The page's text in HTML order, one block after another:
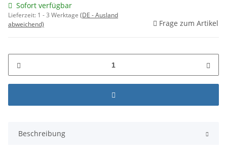
Sofort verfügbar
Lieferzeit: 1 - 3 Werktage (DE - Ausland
abweichend)
Frage zum Artikel
Beschreibung